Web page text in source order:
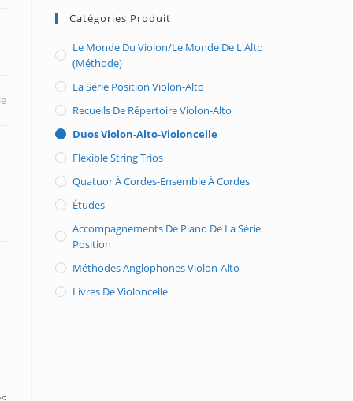
Catégories Produit
Le Monde Du Violon/Le Monde De L'Alto
(méthode)
La Série Position Violon-Alto
Recueils De Répertoire Violon-Alto
Duos Violon-Alto-Violoncelle
Flexible String Trios
Quatuor À Cordes-Ensemble À Cordes
Études
Accompagnements De Piano De La Série
Position
Méthodes Anglophones Violon-Alto
Livres De Violoncelle